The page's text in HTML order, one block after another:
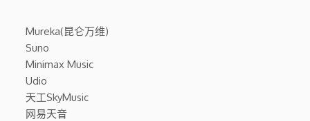
Mureka(昆仑万维)
Suno
Minimax Music
Udio
天工SkyMusic
网易天音